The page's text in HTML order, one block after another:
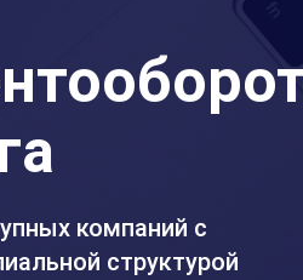
компаний с
структурой